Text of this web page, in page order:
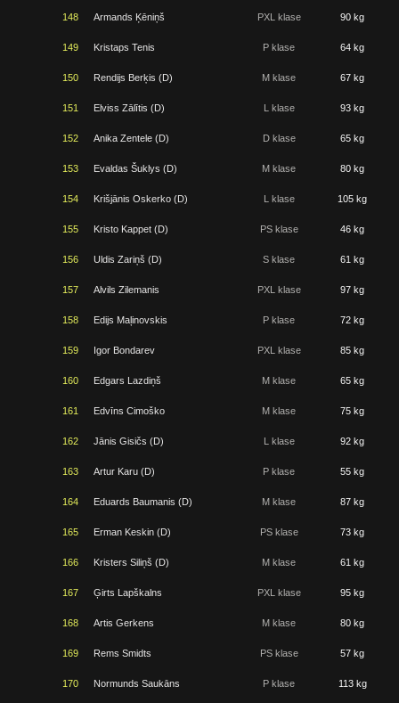
148 Armands Ķēniņš PXL klase 90 kg
149 Kristaps Tenis P klase 64 kg
150 Rendijs Berķis (D) M klase 67 kg
151 Elviss Zālītis (D) L klase 93 kg
152 Anika Zentele (D) D klase 65 kg
153 Evaldas Šuklys (D) M klase 80 kg
154 Krišjānis Oskerko (D) L klase 105 kg
155 Kristo Kappet (D) PS klase 46 kg
156 Uldis Zariņš (D) S klase 61 kg
157 Alvils Zilemanis PXL klase 97 kg
158 Edijs Maļinovskis P klase 72 kg
159 Igor Bondarev PXL klase 85 kg
160 Edgars Lazdiņš M klase 65 kg
161 Edvīns Cimoško M klase 75 kg
162 Jānis Gisičs (D) L klase 92 kg
163 Artur Karu (D) P klase 55 kg
164 Eduards Baumanis (D) M klase 87 kg
165 Erman Keskin (D) PS klase 73 kg
166 Kristers Siliņš (D) M klase 61 kg
167 Ģirts Lapškalns PXL klase 95 kg
168 Artis Gerkens M klase 80 kg
169 Rems Smidts PS klase 57 kg
170 Normunds Saukāns P klase 113 kg